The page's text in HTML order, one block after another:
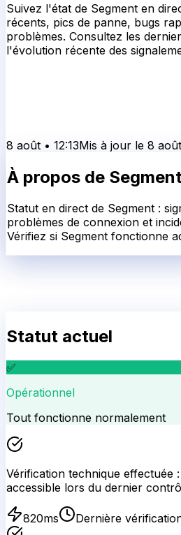
Suivez l'état de Segment en
récents, pics de panne, bugs
problèmes. Consultez les
l'évolution récente des
8 août • 12:13Mis à jour le 8
À propos de
Statut en direct de Segment :
problèmes de connexion et
Vérifiez si Segment fonctionne
Statut actuel
✅
Opérationnel
Tout fonctionne normalement
Vérification technique effectuée :
accessible lors du dernier
820ms Dernière